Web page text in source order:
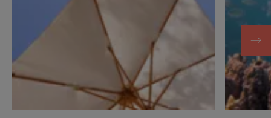
soare
asupra
oceanelor